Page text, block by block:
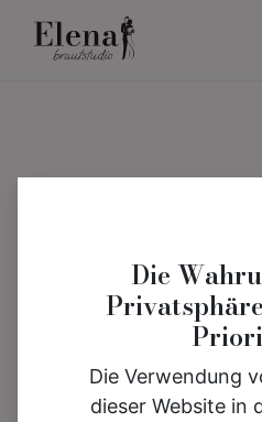
Die
Die Verwendung
dieser Website in